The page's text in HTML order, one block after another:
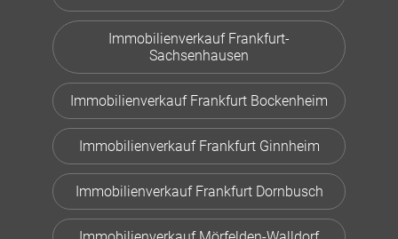
Immobilienverkauf Frankfurt-
Sachsenhausen
Immobilienverkauf Frankfurt Bockenheim
Immobilienverkauf Frankfurt Ginnheim
Immobilienverkauf Frankfurt Dornbusch